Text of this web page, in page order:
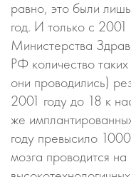
равно, это были
год. И только с
Министерства
РФ количество
они проводились)
2001 году до 18 к
же
году превысило
мозга проводится